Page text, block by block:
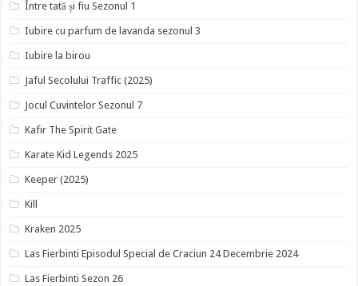
Între tată și fiu Sezonul 1
Iubire cu parfum de lavanda sezonul 3
Iubire la birou
Jaful Secolului Traffic (2025)
Jocul Cuvintelor Sezonul 7
Kafir The Spirit Gate
Karate Kid Legends 2025
Keeper (2025)
Kill
Kraken 2025
Las Fierbinti Episodul Special de Craciun 24 Decembrie 2024
Las Fierbinti Sezon 26